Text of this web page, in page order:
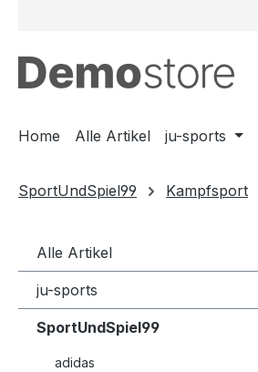
Home Alle Artikel ju-sports
SportUndSpiel99 Kampfsport
Alle Artikel
ju-sports
SportUndSpiel99
adidas